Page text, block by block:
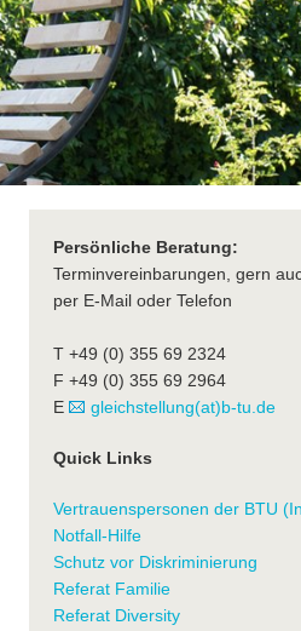
Persönliche Beratung:
Terminvereinbarungen, gern
per E-Mail oder Telefon
T +49 (0) 355 69 2324
F +49 (0) 355 69 2964
E
gleichstellung(at)b-tu.de
Quick Links
Vertrauenspersonen der BTU
Notfall-Hilfe
Schutz vor Diskriminierung
Referat Familie
Referat Diversity